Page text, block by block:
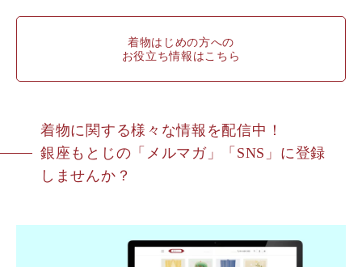
着物はじめの方への
お役立ち情報はこちら
着物に関する様々な情報を配信中！
銀座もとじの「メルマガ」「SNS」に登録
しませんか？